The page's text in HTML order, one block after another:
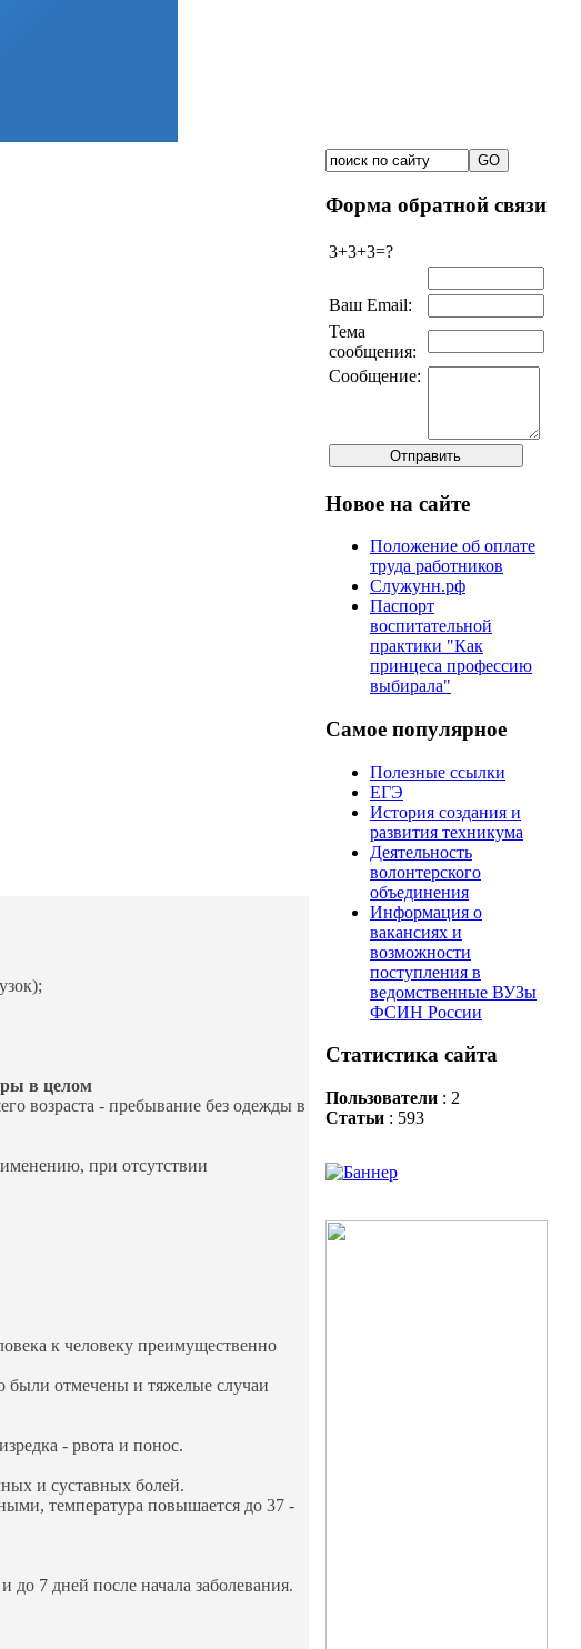
в целом
возраста - пребывание без одежды в
при отсутствии
к человеку преимущественно
были отмечены и тяжелые случаи
- рвота и понос.
и суставных болей.
температура повышается до 37 -
7 дней после начала заболевания.
Форма обратной связи
3+3+3=?
Ваш Email:
Тема
сообщения:
Сообщение:
Новое на сайте
Положение об оплате
труда работников
Служунн.рф
Паспорт
воспитательной
практики "Как
принцеса профессию
выбирала"
Самое популярное
Полезные ссылки
ЕГЭ
История создания и
развития техникума
Деятельность
волонтерского
объединения
Информация о
вакансиях и
возможности
поступления в
ведомственные ВУЗы
ФСИН России
Статистика сайта
Пользователи : 2
Статьи : 593